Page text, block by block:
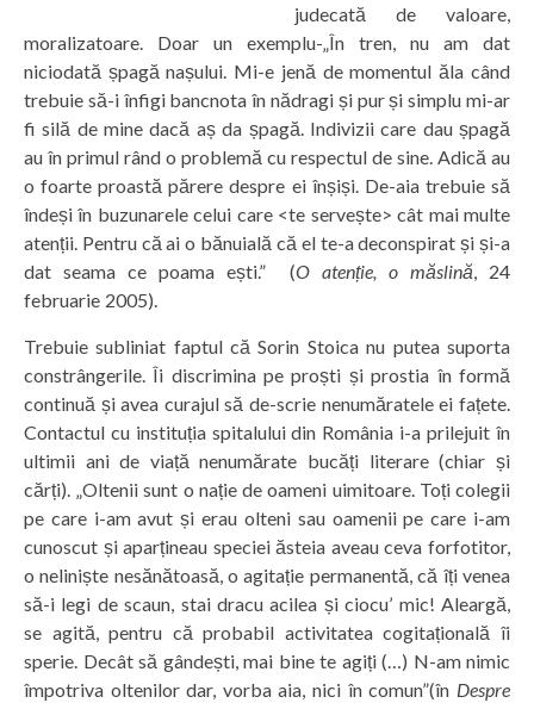
judecată de valoare,
moralizatoare. Doar un exemplu-„În tren, nu am dat
niciodată șpagă nașului. Mi-e jenă de momentul ăla când
trebuie să-i înfigi bancnota în nădragi și pur și simplu mi-ar
fi silă de mine dacă aș da șpagă. Indivizii care dau șpagă
au în primul rând o problemă cu respectul de sine. Adică au
o foarte proastă părere despre ei înșiși. De-aia trebuie să
îndeși în buzunarele celui care <te servește> cât mai multe
atenții. Pentru că ai o bănuială că el te-a deconspirat și și-a
dat seama ce poama ești.” (O atenție, o măslină, 24
februarie 2005).
Trebuie subliniat faptul că Sorin Stoica nu putea suporta
constrângerile. Îi discrimina pe proști și prostia în formă
continuă și avea curajul să de-scrie nenumăratele ei fațete.
Contactul cu instituția spitalului din România i-a prilejuit în
ultimii ani de viață nenumărate bucăți literare (chiar și
cărți). „Oltenii sunt o nație de oameni uimitoare. Toți colegii
pe care i-am avut și erau olteni sau oamenii pe care i-am
cunoscut și aparțineau speciei ăsteia aveau ceva forfotitor,
o neliniște nesănătoasă, o agitație permanentă, că îți venea
să-i legi de scaun, stai dracu acilea și ciocu’ mic! Aleargă,
se agită, pentru că probabil activitatea cogitațională îi
sperie. Decât să gândești, mai bine te agiți (…) N-am nimic
împotriva oltenilor dar, vorba aia, nici în comun”(în Despre